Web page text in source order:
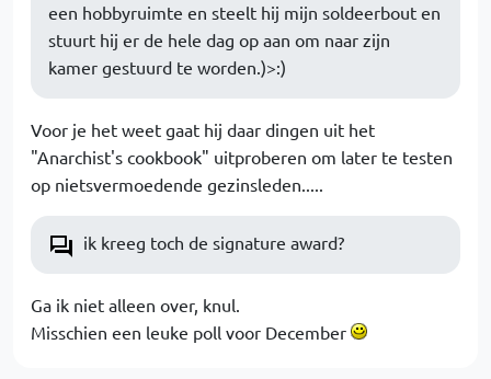
een hobbyruimte en steelt hij mijn soldeerbout en
stuurt hij er de hele dag op aan om naar zijn
kamer gestuurd te worden.)>:)
Voor je het weet gaat hij daar dingen uit het
"Anarchist's cookbook" uitproberen om later te testen
op nietsvermoedende gezinsleden.....
ik kreeg toch de signature award?
Ga ik niet alleen over, knul.
Misschien een leuke poll voor December